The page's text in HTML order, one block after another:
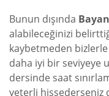
Bunun dışında
alabileceğinizi
kaybetmeden
daha iyi bir seviyeye
dersinde saat
yeterli hissederseniz